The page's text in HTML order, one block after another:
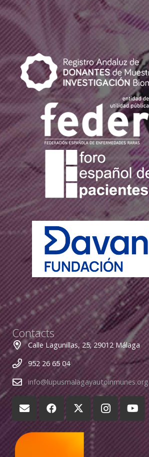
Contacts
Calle Lagunillas, 25; 29012 Málaga
952 26 65 04
info@lupusmalagayautoinmunes.org